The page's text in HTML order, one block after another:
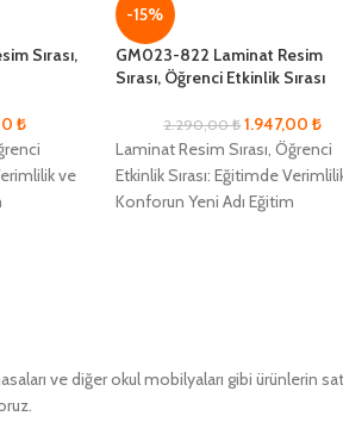
Sırası,
₺
ve
-15%
GM023-822 Laminat Resim
Sırası, Öğrenci Etkinlik Sırası
2.290,00₺ 1.947,00₺
Laminat Resim Sırası, Öğrenci
Etkinlik Sırası: Eğitimde
Konforun Yeni Adı Eğitim
ve diğer okul mobilyaları gibi ürünlerin